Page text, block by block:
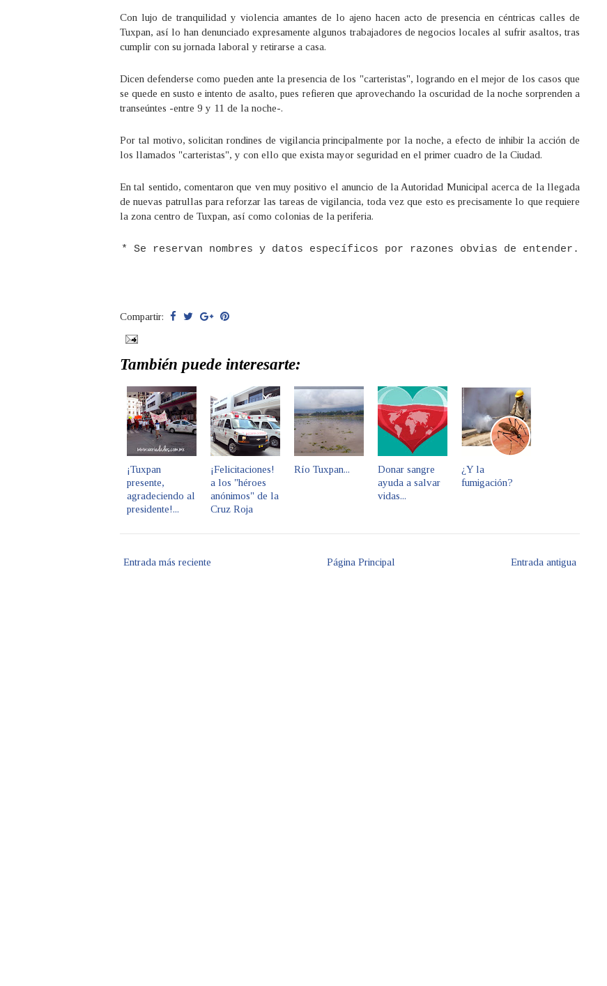
Con lujo de tranquilidad y violencia amantes de lo ajeno hacen acto de presencia en céntricas calles de
Tuxpan, así lo han denunciado expresamente algunos trabajadores de negocios locales al sufrir asaltos, tras
cumplir con su jornada laboral y retirarse a casa.
Dicen defenderse como pueden ante la presencia de los "carteristas", logrando en el mejor de los casos que
se quede en susto e intento de asalto, pues refieren que aprovechando la oscuridad de la noche sorprenden a
transeúntes -entre 9 y 11 de la noche-.
Por tal motivo, solicitan rondines de vigilancia principalmente por la noche, a efecto de inhibir la acción de
los llamados "carteristas", y con ello que exista mayor seguridad en el primer cuadro de la Ciudad.
En tal sentido, comentaron que ven muy positivo el anuncio de la Autoridad Municipal acerca de la llegada
de nuevas patrullas para reforzar las tareas de vigilancia, toda vez que esto es precisamente lo que requiere
la zona centro de Tuxpan, así como colonias de la periferia.
* Se reservan nombres y datos específicos por razones obvias de entender.
Compartir:
También puede interesarte:
¡Tuxpan
presente,
agradeciendo al
presidente!...
¡Felicitaciones!
a los "héroes
anónimos" de la
Cruz Roja
Río Tuxpan...
Donar sangre
ayuda a salvar
vidas...
¿Y la
fumigación?
Entrada más reciente Entrada antigua
Página Principal